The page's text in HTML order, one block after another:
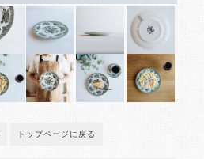
トップページに戻る